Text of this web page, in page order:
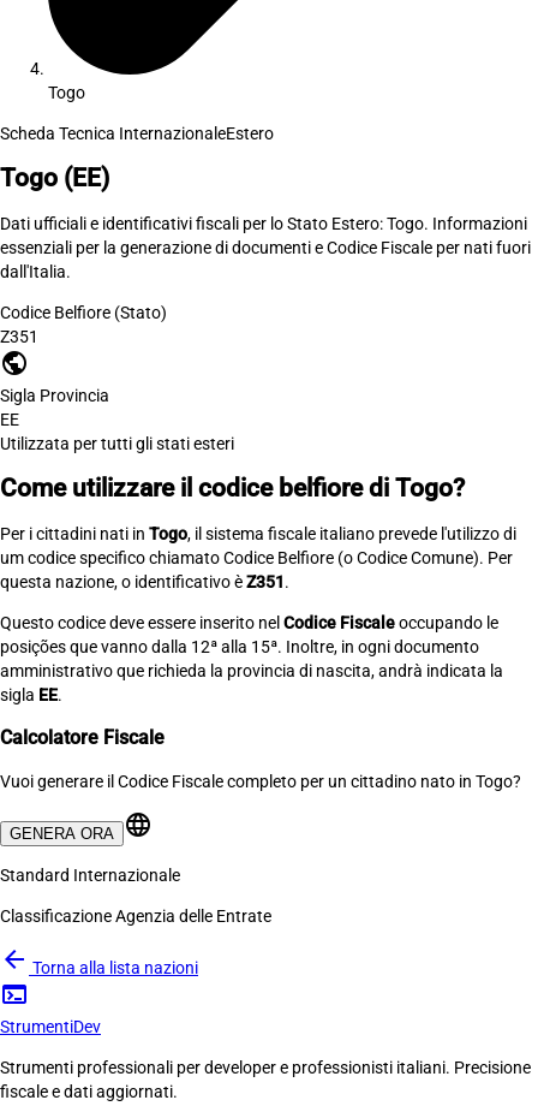
Togo
Scheda Tecnica InternazionaleEstero
Togo (EE)
Dati ufficiali e identificativi fiscali per lo Stato Estero: Togo. Informazioni
essenziali per la generazione di documenti e Codice Fiscale per nati fuori
dall'Italia.
Codice Belfiore (Stato)
Z351
public
Sigla Provincia
EE
Utilizzata per tutti gli stati esteri
Come utilizzare il codice belfiore di Togo?
Per i cittadini nati in Togo, il sistema fiscale italiano prevede l'utilizzo di
um codice specifico chiamato Codice Belfiore (o Codice Comune). Per
questa nazione, o identificativo èZ351.
Questo codice deve essere inserito nel Codice Fiscaleoccupando le
posições que vanno dalla 12ª alla 15ª. Inoltre, in ogni documento
amministrativo que richieda la provincia di nascita, andrà indicata la
sigla EE.
Calcolatore Fiscale
Vuoi generare il Codice Fiscale completo per un cittadino nato in Togo?
GENERA ORA language
Standard Internazionale
Classificazione Agenzia delle Entrate
arrow_back Torna alla lista nazioni
terminal
StrumentiDev
Strumenti professionali per developer e professionisti italiani. Precisione
fiscale e dati aggiornati.